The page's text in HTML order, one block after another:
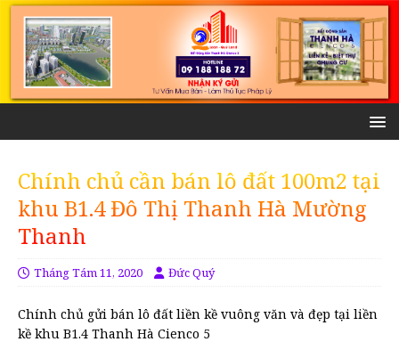
Chính chủ cần bán lô đất 100m2 tại
khu B1.4 Đô Thị Thanh Hà Mường
Thanh
Tháng Tám 11, 2020 Đức Quý
Chính chủ gửi bán lô đất liền kề vuông văn và đẹp tại liền
kề khu B1.4 Thanh Hà Cienco 5